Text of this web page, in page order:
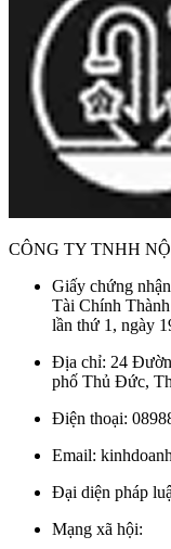
CÔNG TY TNHH
Giấy chứng
Tài Chính
lần thứ 1, ngày
Địa chỉ: 24
phố Thủ Đức,
Điện thoại:
Email:
Đại diện pháp
Mạng xã hội: